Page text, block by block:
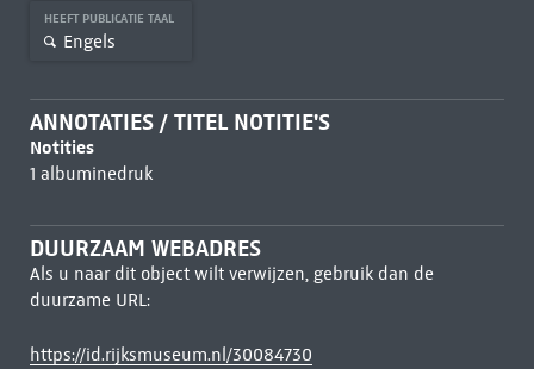
HEEFT PUBLICATIE TAAL
Engels
ANNOTATIES / TITEL NOTITIE'S
Notities
1 albuminedruk
DUURZAAM WEBADRES
Als u naar dit object wilt verwijzen, gebruik dan de
duurzame URL:
https://id.rijksmuseum.nl/30084730